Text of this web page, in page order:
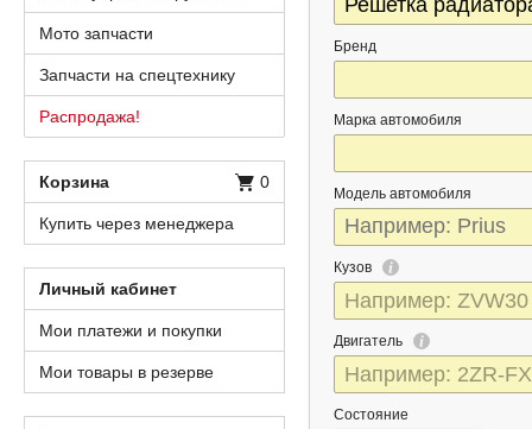
Бренд
Марка автомобиля
Модель автомобиля
Кузов
Двигатель
Состояние
Мото запчасти
Запчасти на спецтехнику
Распродажа!
Корзина 0
Купить через менеджера
Личный кабинет
Мои платежи и покупки
Мои товары в резерве